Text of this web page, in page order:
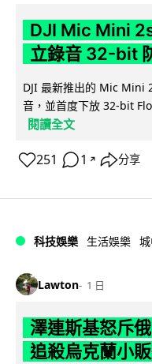
DJI Mic Mini
立錄音 32-bit
DJI 最新推出的 Mic Mini
音，並首度下放 32-bit
閱讀全文
251 1 ↗ 分享
科技娛樂 生活娛樂
Lawton 1 日
澤連斯基怒斥
追殺烏克蘭小